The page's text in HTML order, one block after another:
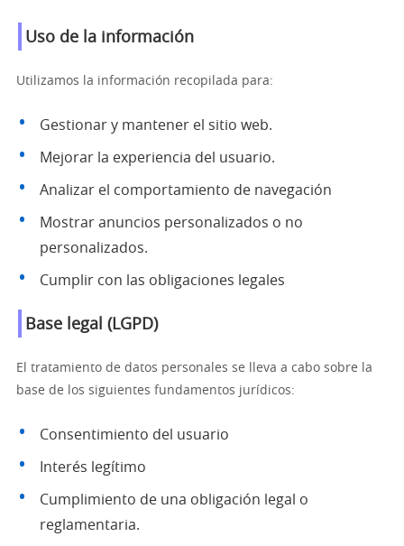
Uso de la información
Utilizamos la información recopilada para:
Gestionar y mantener el sitio web.
Mejorar la experiencia del usuario.
Analizar el comportamiento de navegación
Mostrar anuncios personalizados o no
personalizados.
Cumplir con las obligaciones legales
Base legal (LGPD)
El tratamiento de datos personales se lleva a cabo sobre la
base de los siguientes fundamentos jurídicos:
Consentimiento del usuario
Interés legítimo
Cumplimiento de una obligación legal o
reglamentaria.